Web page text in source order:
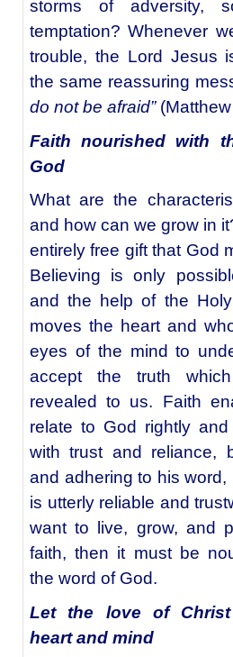
storms of adversity,
temptation? Whenever
trouble, the Lord Jesus
the same reassuring
do not be afraid”
Faith nourished with
God
What are the
and how can we grow in
entirely free gift that God
Believing is only
and the help of the
moves the heart and
eyes of the mind to
accept the truth
revealed to us. Faith
relate to God rightly and
with trust and reliance,
and adhering to his word,
is utterly reliable and
want to live, grow, and
faith, then it must be
the word of God.
Let the love of
heart and mind